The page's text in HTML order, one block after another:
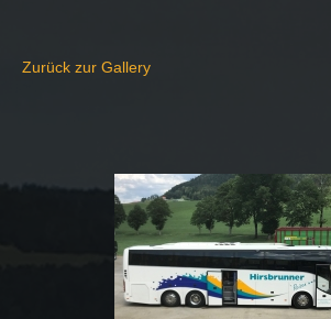
Zurück zur Gallery